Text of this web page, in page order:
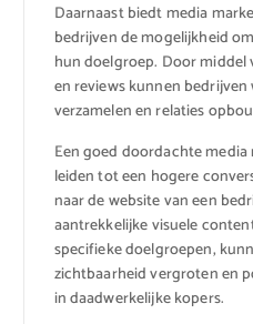
Daarnaast biedt media
bedrijven de mogelijkheid
hun doelgroep. Door middel
en reviews kunnen
verzamelen en relaties
Een goed doordachte
leiden tot een hogere
naar de website van een
aantrekkelijke visuele
specifieke doelgroepen,
zichtbaarheid vergroten en
in daadwerkelijke kopers.